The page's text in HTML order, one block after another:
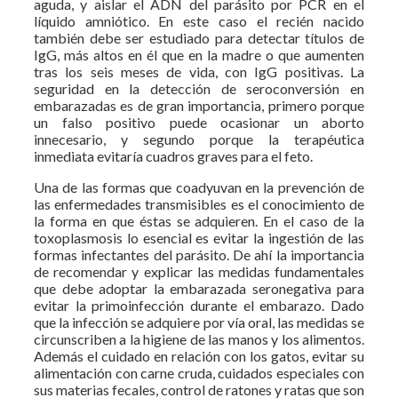
aguda, y aislar el ADN del parásito por PCR en el
líquido amniótico. En este caso el recién nacido
también debe ser estudiado para detectar títulos de
IgG, más altos en él que en la madre o que aumenten
tras los seis meses de vida, con IgG positivas. La
seguridad en la detección de seroconversión en
embarazadas es de gran importancia, primero porque
un falso positivo puede ocasionar un aborto
innecesario, y segundo porque la terapéutica
inmediata evitaría cuadros graves para el feto.
Una de las formas que coadyuvan en la prevención de
las enfermedades transmisibles es el conocimiento de
la forma en que éstas se adquieren. En el caso de la
toxoplasmosis lo esencial es evitar la ingestión de las
formas infectantes del parásito. De ahí la importancia
de recomendar y explicar las medidas fundamentales
que debe adoptar la embarazada seronegativa para
evitar la primoinfección durante el embarazo. Dado
que la infección se adquiere por vía oral, las medidas se
circunscriben a la higiene de las manos y los alimentos.
Además el cuidado en relación con los gatos, evitar su
alimentación con carne cruda, cuidados especiales con
sus materias fecales, control de ratones y ratas que son